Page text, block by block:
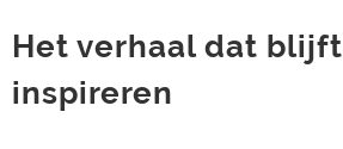
Het verhaal dat blijft
inspireren